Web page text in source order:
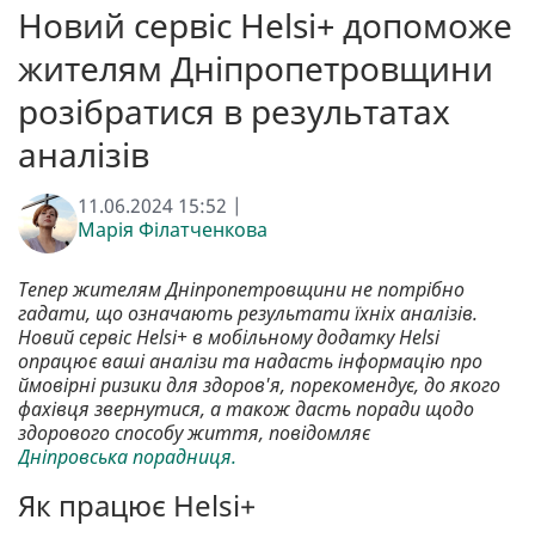
Новий сервіс Helsi+ допоможе
жителям Дніпропетровщини
розібратися в результатах
аналізів
11.06.2024 15:52 |
Марія Філатченкова
Тепер жителям Дніпропетровщини не потрібно
гадати, що означають результати їхніх аналізів.
Новий сервіс Helsi+ в мобільному додатку Helsi
опрацює ваші аналізи та надасть інформацію про
ймовірні ризики для здоров'я, порекомендує, до якого
фахівця звернутися, а також дасть поради щодо
здорового способу життя, повідомляє
Дніпровська порадниця.
Як працює Helsi+